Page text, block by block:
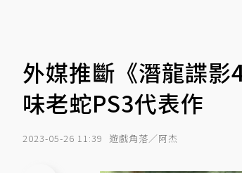
外媒推斷《潛龍諜
味老蛇PS3代表作
2023-05-26 11:39 遊戲角落／阿杰